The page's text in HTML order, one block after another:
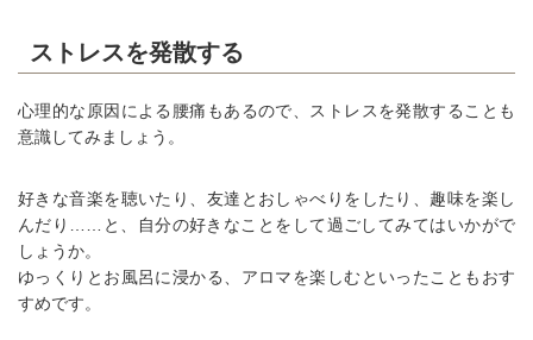
ストレスを発散する
心理的な原因による腰痛もあるので、ストレスを発散することも
意識してみましょう。
好きな音楽を聴いたり、友達とおしゃべりをしたり、趣味を楽し
んだり……と、自分の好きなことをして過ごしてみてはいかがで
しょうか。
ゆっくりとお風呂に浸かる、アロマを楽しむといったこともおす
すめです。